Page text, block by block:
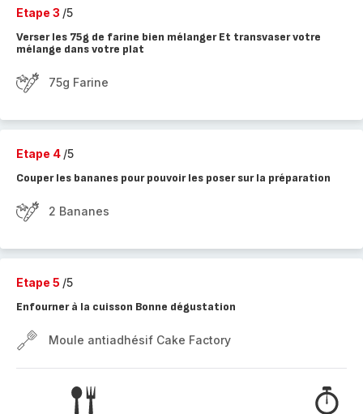
Etape 3 /5
Verser les 75g de farine bien mélanger Et transvaser votre
mélange dans votre plat
75g Farine
Etape 4 /5
Couper les bananes pour pouvoir les poser sur la préparation
2 Bananes
Etape 5 /5
Enfourner à la cuisson Bonne dégustation
Moule antiadhésif Cake Factory